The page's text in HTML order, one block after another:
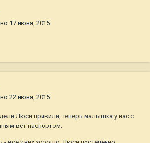
17 июня, 2015
22 июня, 2015
Люси привили, теперь малышка у нас с
вет паспортом.